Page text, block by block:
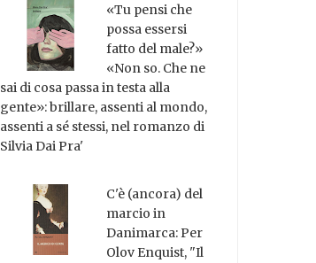
«Tu pensi che
possa essersi
fatto del male?»
«Non so. Che ne
sai di cosa passa in testa alla
gente»: brillare, assenti al mondo,
assenti a sé stessi, nel romanzo di
Silvia Dai Pra'
C'è (ancora) del
marcio in
Danimarca: Per
Olov Enquist, "Il